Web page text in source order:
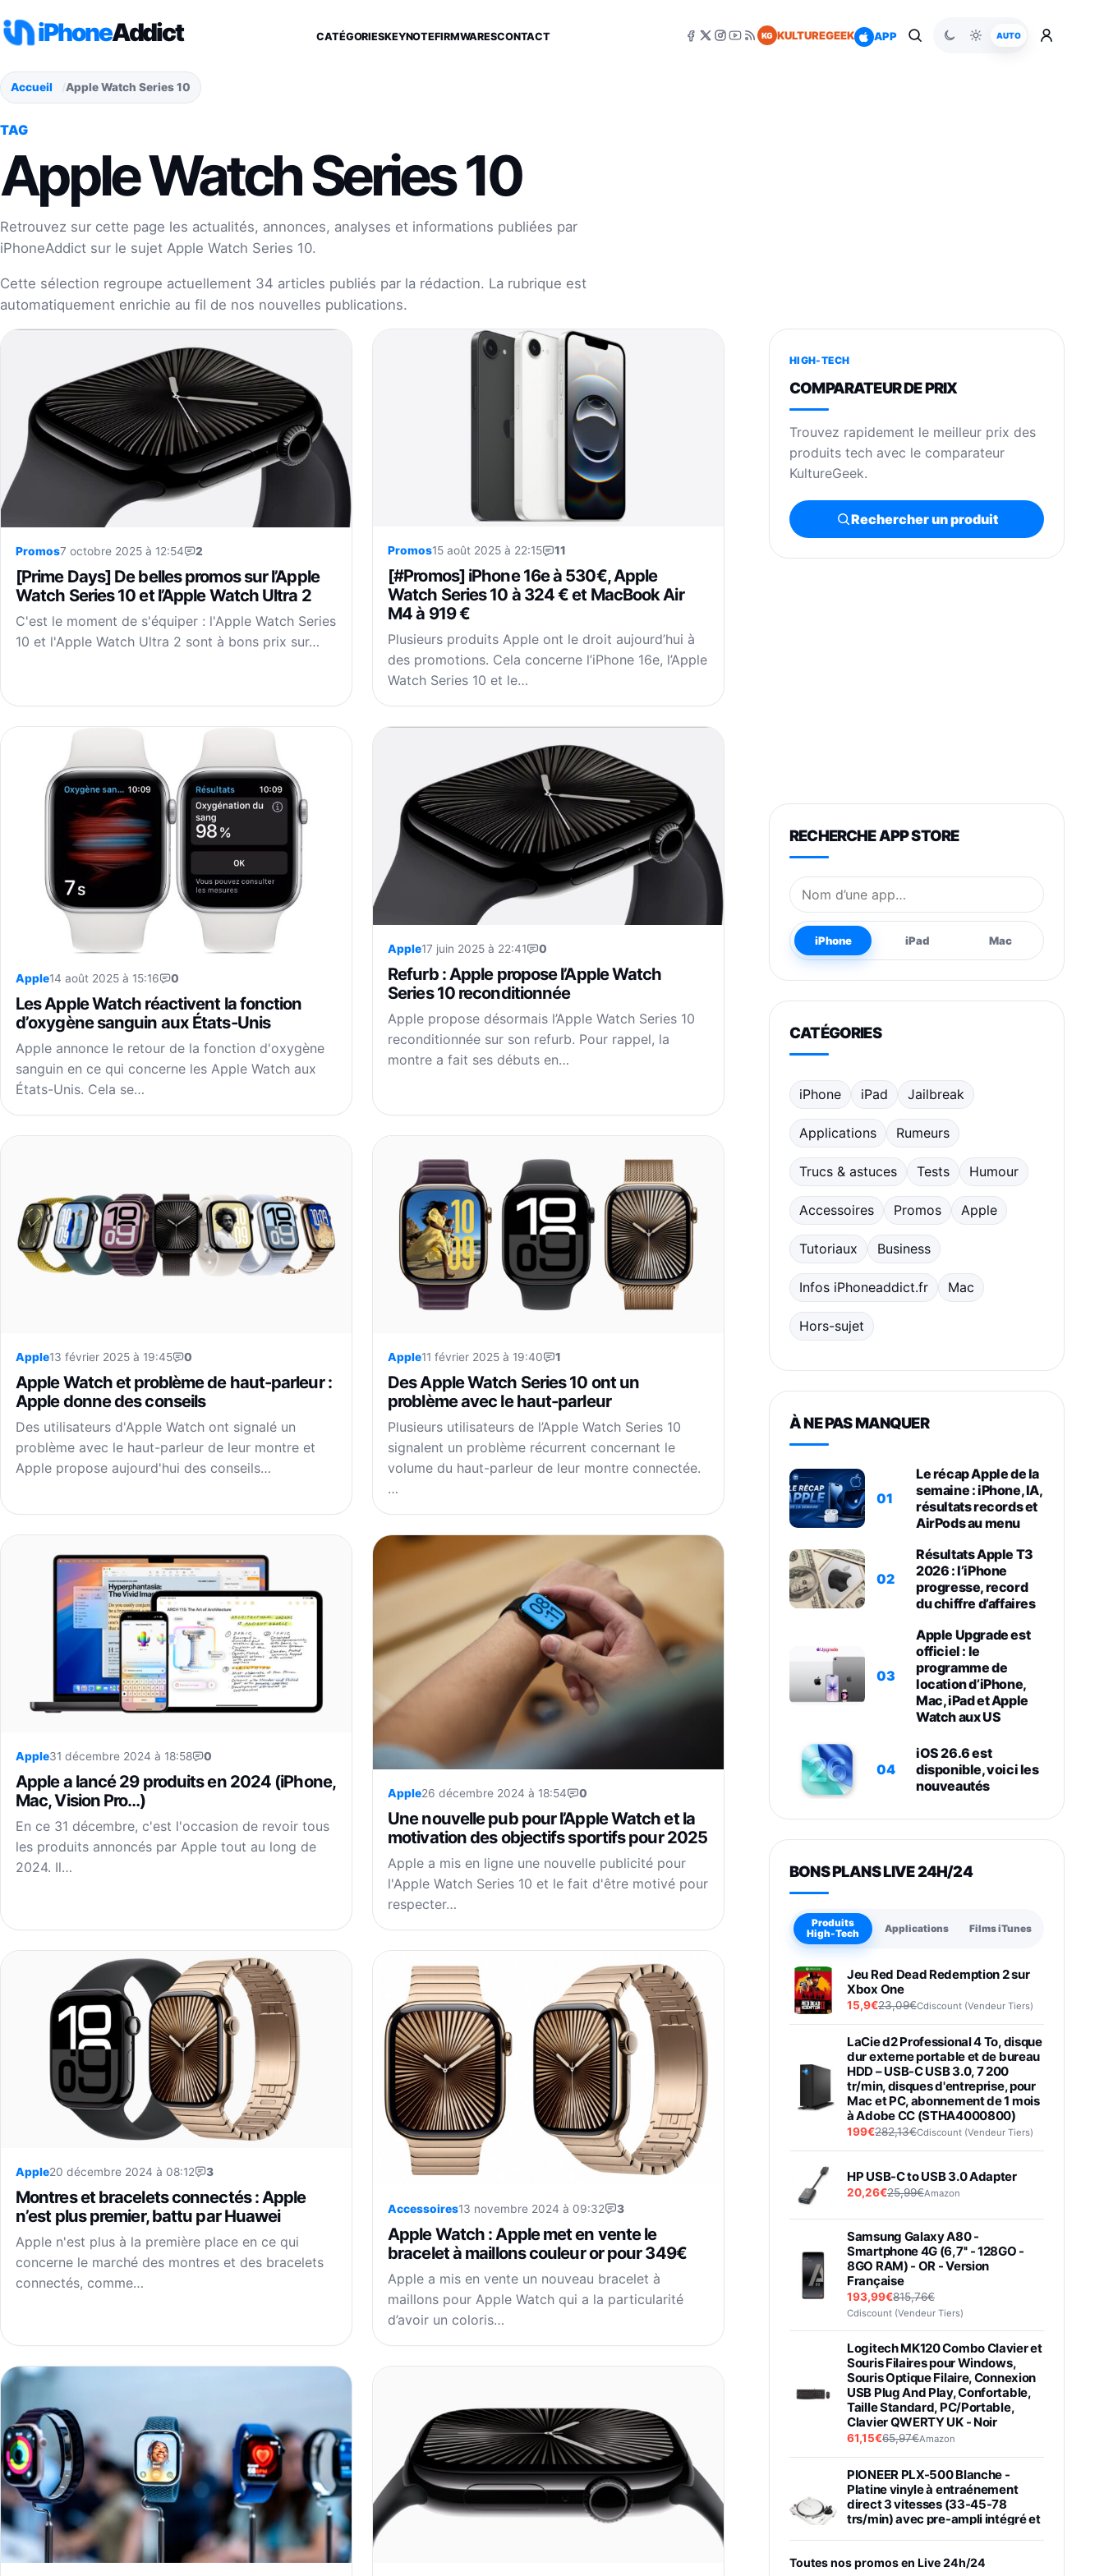
iPhoneAddict CATÉGORIESKEYNOTEFIRMWARESCONTACT KG KULTUREGEEK APP AUTO
Accueil Apple Watch Series 10
TAG
Apple Watch Series 10
Retrouvez sur cette page les actualités, annonces, analyses et informations publiées par
iPhoneAddict sur le sujet Apple Watch Series 10.
Cette sélection regroupe actuellement 34 articles publiés par la rédaction. La rubrique est
automatiquement enrichie au fil de nos nouvelles publications.
Promos7 octobre 2025 à 12:54 2
[Prime Days] De belles promos sur l’Apple
Watch Series 10 et l’Apple Watch Ultra 2
C'est le moment de s'équiper : l'Apple Watch Series
10 et l'Apple Watch Ultra 2 sont à bons prix sur…
Promos15 août 2025 à 22:15 11
[#Promos] iPhone 16e à 530€, Apple
Watch Series 10 à 324 € et MacBook Air
M4 à 919 €
Plusieurs produits Apple ont le droit aujourd’hui à
des promotions. Cela concerne l’iPhone 16e, l’Apple
Watch Series 10 et le…
Apple14 août 2025 à 15:16 0
Les Apple Watch réactivent la fonction
d’oxygène sanguin aux États-Unis
Apple annonce le retour de la fonction d'oxygène
sanguin en ce qui concerne les Apple Watch aux
États-Unis. Cela se…
Apple17 juin 2025 à 22:41 0
Refurb : Apple propose l’Apple Watch
Series 10 reconditionnée
Apple propose désormais l’Apple Watch Series 10
reconditionnée sur son refurb. Pour rappel, la
montre a fait ses débuts en…
Apple13 février 2025 à 19:45 0
Apple Watch et problème de haut-parleur :
Apple donne des conseils
Des utilisateurs d'Apple Watch ont signalé un
problème avec le haut-parleur de leur montre et
Apple propose aujourd'hui des conseils…
Apple11 février 2025 à 19:40 1
Des Apple Watch Series 10 ont un
problème avec le haut-parleur
Plusieurs utilisateurs de l’Apple Watch Series 10
signalent un problème récurrent concernant le
volume du haut-parleur de leur montre connectée.
…
Apple31 décembre 2024 à 18:58 0
Apple a lancé 29 produits en 2024 (iPhone,
Mac, Vision Pro…)
En ce 31 décembre, c'est l'occasion de revoir tous
les produits annoncés par Apple tout au long de
2024. Il…
Apple26 décembre 2024 à 18:54 0
Une nouvelle pub pour l’Apple Watch et la
motivation des objectifs sportifs pour 2025
Apple a mis en ligne une nouvelle publicité pour
l'Apple Watch Series 10 et le fait d'être motivé pour
respecter…
Apple20 décembre 2024 à 08:12 3
Montres et bracelets connectés : Apple
n’est plus premier, battu par Huawei
Apple n'est plus à la première place en ce qui
concerne le marché des montres et des bracelets
connectés, comme…
Accessoires13 novembre 2024 à 09:32 3
Apple Watch : Apple met en vente le
bracelet à maillons couleur or pour 349€
Apple a mis en vente un nouveau bracelet à
maillons pour Apple Watch qui a la particularité
d’avoir un coloris…
HIGH-TECH
COMPARATEUR DE PRIX
Trouvez rapidement le meilleur prix des
produits tech avec le comparateur
KultureGeek.
Rechercher un produit
RECHERCHE APP STORE
Nom de l’application
iPhone iPad Mac
CATÉGORIES
iPhone iPad Jailbreak
Applications Rumeurs
Trucs & astuces Tests Humour
Accessoires Promos Apple
Tutoriaux Business
Infos iPhoneaddict.fr Mac
Hors-sujet
À NE PAS MANQUER
01
Le récap Apple de la
semaine : iPhone, IA,
résultats records et
AirPods au menu
02
Résultats Apple T3
2026 : l’iPhone
progresse, record
du chiffre d’affaires
03
Apple Upgrade est
officiel : le
programme de
location d’iPhone,
Mac, iPad et Apple
Watch aux US
04
iOS 26.6 est
disponible, voici les
nouveautés
BONS PLANS LIVE 24H/24
Produits
High-Tech
Applications Films iTunes
Jeu Red Dead Redemption 2 sur
Xbox One
15,9€23,09€Cdiscount (Vendeur Tiers)
LaCie d2 Professional 4 To, disque
dur externe portable et de bureau
HDD – USB-C USB 3.0, 7 200
tr/min, disques d'entreprise, pour
Mac et PC, abonnement de 1 mois
à Adobe CC (STHA4000800)
199€282,13€Cdiscount (Vendeur Tiers)
HP USB-C to USB 3.0 Adapter
20,26€25,99€Amazon
Samsung Galaxy A80 -
Smartphone 4G (6,7'' - 128GO -
8GO RAM) - OR - Version
Française
193,99€815,76€
Cdiscount (Vendeur Tiers)
Logitech MK120 Combo Clavier et
Souris Filaires pour Windows,
Souris Optique Filaire, Connexion
USB Plug And Play, Confortable,
Taille Standard, PC/Portable,
Clavier QWERTY UK - Noir
61,15€65,97€Amazon
PIONEER PLX-500 Blanche -
Platine vinyle à entraénement
direct 3 vitesses (33-45-78
trs/min) avec pre-ampli intégré et
Toutes nos promos en Live 24h/24